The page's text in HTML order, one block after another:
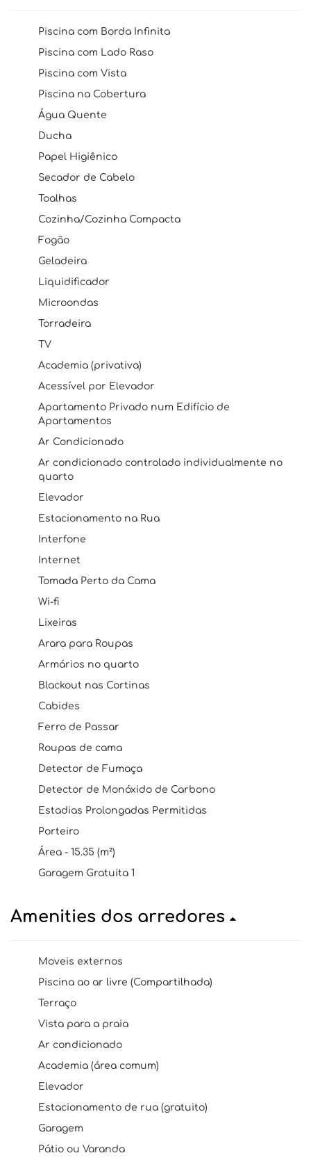
Piscina com Borda Infinita
Piscina com Lado Raso
Piscina com Vista
Piscina na Cobertura
Água Quente
Ducha
Papel Higiênico
Secador de Cabelo
Toalhas
Cozinha/Cozinha Compacta
Fogão
Geladeira
Liquidificador
Microondas
Torradeira
TV
Academia (privativa)
Acessível por Elevador
Apartamento Privado num Edifício de
Apartamentos
Ar Condicionado
Ar condicionado controlado individualmente no
quarto
Elevador
Estacionamento na Rua
Interfone
Internet
Tomada Perto da Cama
Wi-fi
Lixeiras
Arara para Roupas
Armários no quarto
Blackout nas Cortinas
Cabides
Ferro de Passar
Roupas de cama
Detector de Fumaça
Detector de Monóxido de Carbono
Estadias Prolongadas Permitidas
Porteiro
Área - 15.35 (m²)
Garagem Gratuita 1
Amenities dos arredores
Moveis externos
Piscina ao ar livre (Compartilhada)
Terraço
Vista para a praia
Ar condicionado
Academia (área comum)
Elevador
Estacionamento de rua (gratuito)
Garagem
Pátio ou Varanda